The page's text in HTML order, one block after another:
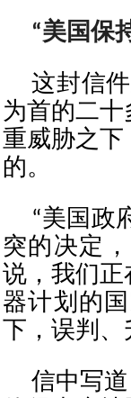
“美国保
这封信
为首的二
重威胁之
的。
“美国政
突的决定
说，我们
器计划的
下，误判
信中写